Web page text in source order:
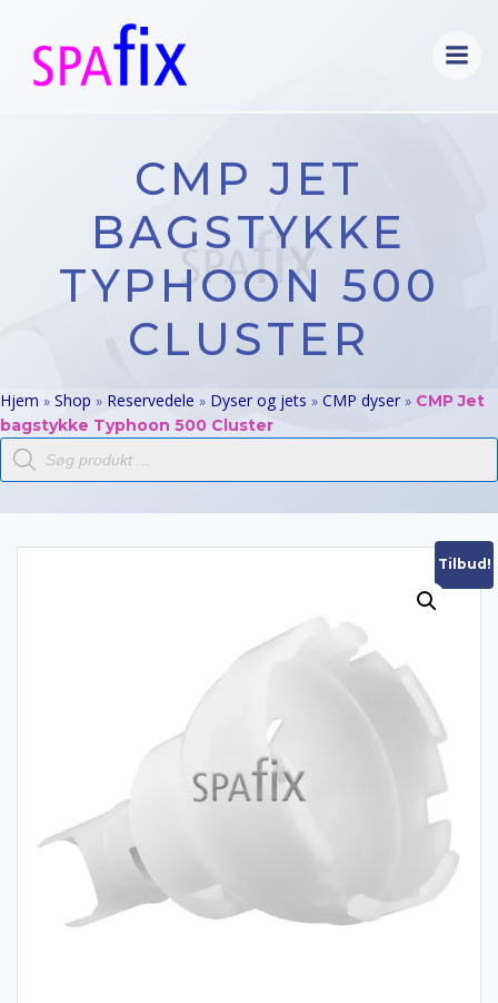
indhold
CMP JET
BAGSTYKKE
TYPHOON 500
CLUSTER
Hjem » Shop » Reservedele » Dyser og jets » CMP dyser » CMP Jet
bagstykke Typhoon 500 Cluster
Products
search
Tilbud!